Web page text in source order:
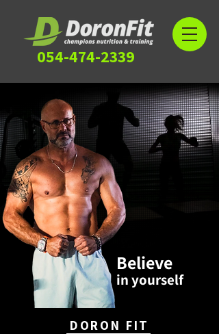
Believe
in yourself
DORON FIT